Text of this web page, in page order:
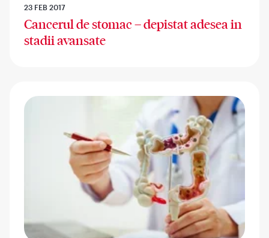
23 FEB 2017
Cancerul de stomac – depistat adesea in
stadii avansate